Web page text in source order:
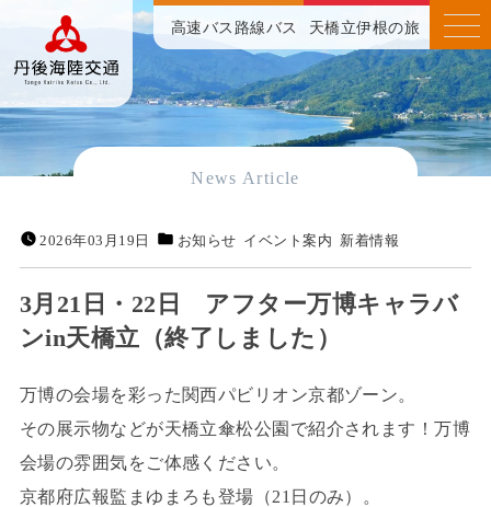
高速バス 路線バス 天橋立伊根の旅
News Article
2026年03月19日 お知らせ イベント案内 新着情報
3月21日・22日 アフター万博キャラバ
ンin天橋立（終了しました）
万博の会場を彩った関西パビリオン京都ゾーン。
その展示物などが天橋立傘松公園で紹介されます！万博
会場の雰囲気をご体感ください。
京都府広報監まゆまろも登場（21日のみ）。